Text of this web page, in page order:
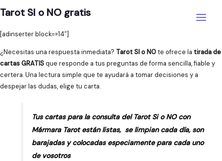
al
Tarot SI o NO gratis
[adinserter block=»14″]
¿Necesitas una respuesta inmediata? Tarot SI o NOte ofrece la tirada de
cartas GRATISque responde a tus preguntas de forma sencilla, fiable y
certera. Una lectura simple que te ayudará a tomar decisiones y a
despejar las dudas, elige tu carta.
Tus cartas para la consulta del Tarot Si o NO con
Mármara Tarot están listas, se limpian cada día, son
barajadas y colocadas especiamente para cada uno
de vosotros